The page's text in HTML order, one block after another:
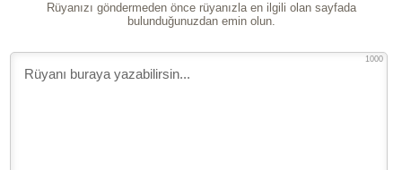
Rüyanızı göndermeden önce rüyanızla en ilgili olan sayfada
bulunduğunuzdan emin olun.
1000